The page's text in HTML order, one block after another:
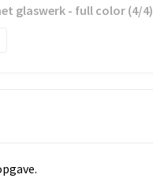
glaswerk - full color (4/4)